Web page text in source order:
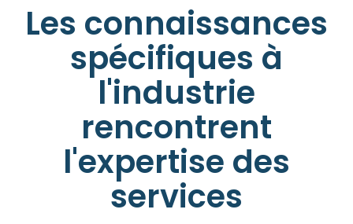
Les connaissances
spécifiques à
l'industrie
rencontrent
l'expertise des
services